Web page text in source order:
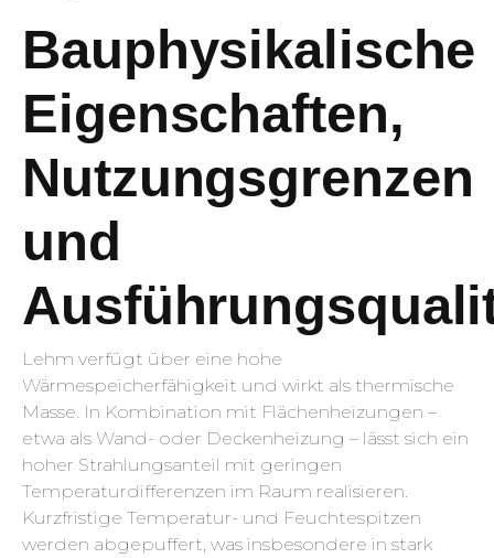
Bauphysikalische
Eigenschaften,
Nutzungsgrenzen
und
Lehm verfügt über eine hohe
Wärmespeicherfähigkeit und wirkt als thermische
Masse. In Kombination mit Flächenheizungen –
etwa als Wand- oder Deckenheizung – lässt sich ein
hoher Strahlungsanteil mit geringen
Temperaturdifferenzen im Raum realisieren.
Kurzfristige Temperatur- und Feuchtespitzen
werden abgepuffert, was insbesondere in stark